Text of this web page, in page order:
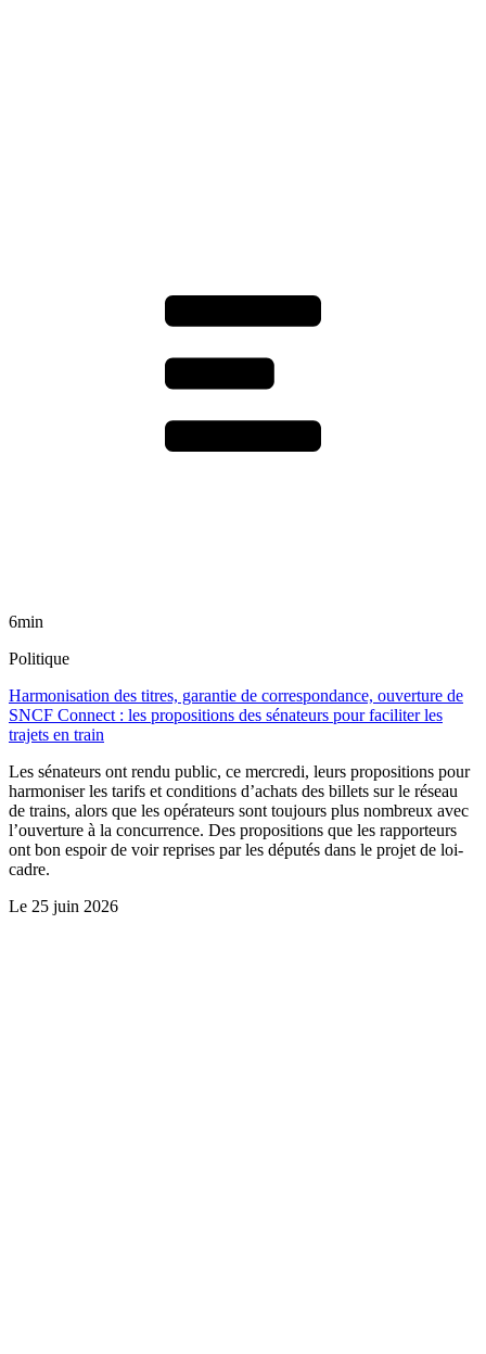
6min
Politique
Harmonisation des titres, garantie de correspondance, ouverture de
SNCF Connect : les propositions des sénateurs pour faciliter les
trajets en train
Les sénateurs ont rendu public, ce mercredi, leurs propositions pour
harmoniser les tarifs et conditions d’achats des billets sur le réseau
de trains, alors que les opérateurs sont toujours plus nombreux avec
l’ouverture à la concurrence. Des propositions que les rapporteurs
ont bon espoir de voir reprises par les députés dans le projet de loi-
cadre.
Le 25 juin 2026